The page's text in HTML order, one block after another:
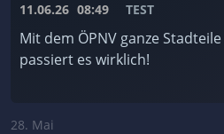
11.06.26 08:49 TEST
Mit dem ÖPNV ganze
passiert es wirklich!
28. Mai